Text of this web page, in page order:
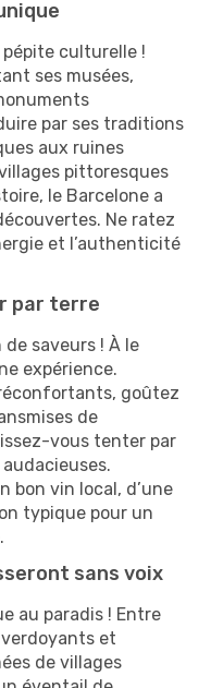
culturelle !
ses musées,
par ses traditions
aux ruines
pittoresques
le Barcelone a
Ne ratez
et l’authenticité
par terre
saveurs ! À le
expérience.
goûtez
de
vous tenter par
bon vin local, d’une
typique pour un
sans voix
au paradis ! Entre
et
de villages